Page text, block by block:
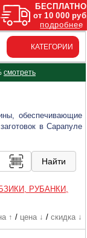
КАТЕГОРИИ
смотреть
обеспечивающие
в Сарапуле
РУБАНКИ,
↑ / цена ↓ / скидка ↓